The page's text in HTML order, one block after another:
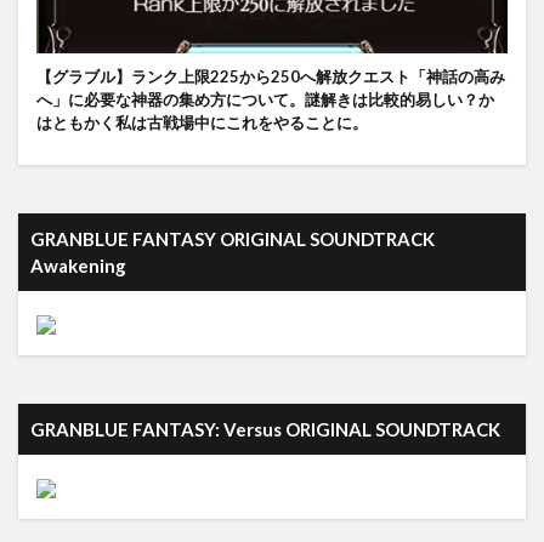
【グラブル】ランク上限225から250へ解放クエスト「神話の高み
へ」に必要な神器の集め方について。謎解きは比較的易しい？か
はともかく私は古戦場中にこれをやることに。
GRANBLUE FANTASY ORIGINAL SOUNDTRACK
Awakening
GRANBLUE FANTASY: Versus ORIGINAL SOUNDTRACK